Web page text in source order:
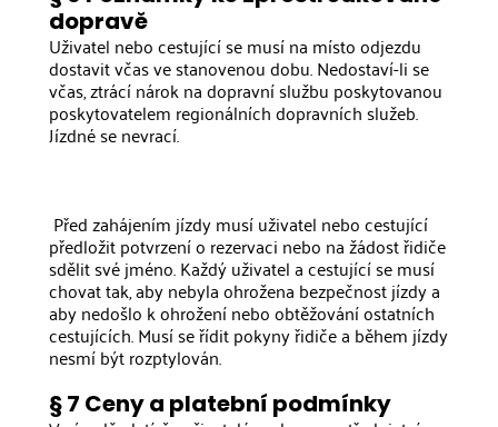
dopravě
Uživatel nebo cestující se musí na místo odjezdu
dostavit včas ve stanovenou dobu. Nedostaví-li se
včas, ztrácí nárok na dopravní službu poskytovanou
poskytovatelem regionálních dopravních služeb.
Jízdné se nevrací.
‍ Před zahájením jízdy musí uživatel nebo cestující
předložit potvrzení o rezervaci nebo na žádost řidiče
sdělit své jméno. Každý uživatel a cestující se musí
chovat tak, aby nebyla ohrožena bezpečnost jízdy a
aby nedošlo k ohrožení nebo obtěžování ostatních
cestujících. Musí se řídit pokyny řidiče a během jízdy
nesmí být rozptylován.
§ 7 Ceny a platební podmínky